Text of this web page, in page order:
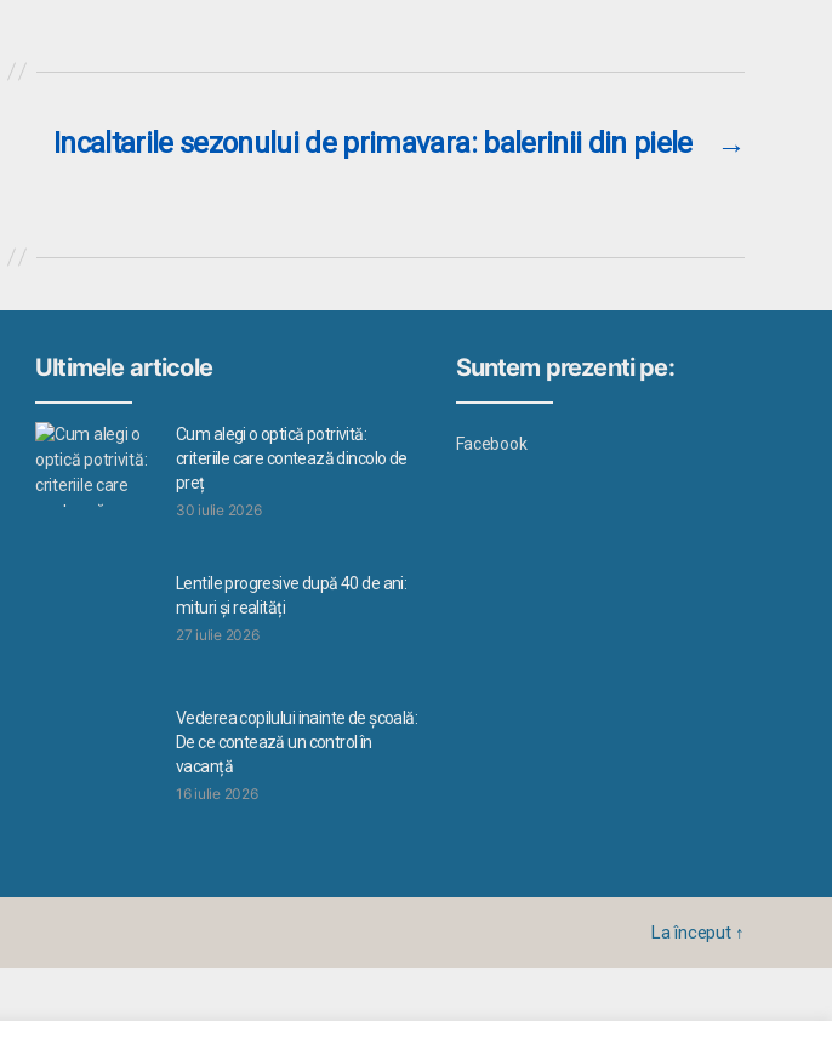
→
Incaltarile sezonului de primavara: balerinii din piele
Ultimele articole
Cum alegi o optică potrivită:
criteriile care contează dincolo de
preț
30 iulie 2026
Lentile progresive după 40 de ani:
mituri și realități
27 iulie 2026
Vederea copilului inainte de școală:
De ce contează un control în
vacanță
16 iulie 2026
Suntem prezenti pe:
Facebook
La început ↑